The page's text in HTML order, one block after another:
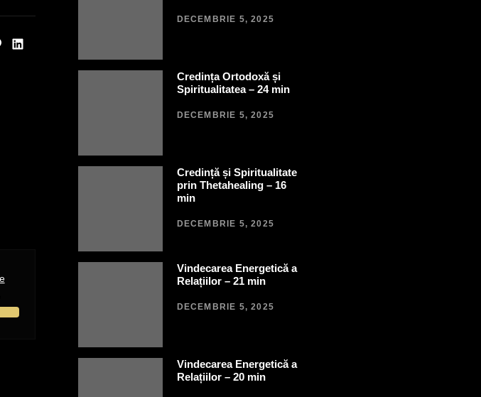
DECEMBRIE 5, 2025
Credința Ortodoxă și
Spiritualitatea – 24 min
DECEMBRIE 5, 2025
Credință și Spiritualitate
prin Thetahealing – 16
min
DECEMBRIE 5, 2025
Vindecarea Energetică a
Relațiilor – 21 min
DECEMBRIE 5, 2025
Vindecarea Energetică a
Relațiilor – 20 min